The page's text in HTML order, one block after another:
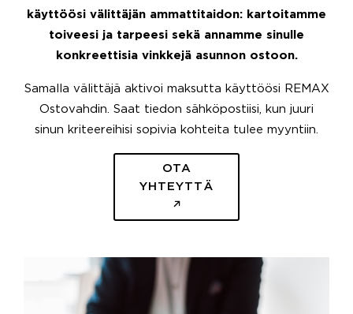
käyttöösi välittäjän ammattitaidon: kartoitamme
toiveesi ja tarpeesi sekä annamme sinulle
konkreettisia vinkkejä asunnon ostoon.
Samalla välittäjä aktivoi maksutta käyttöösi REMAX
Ostovahdin. Saat tiedon sähköpostiisi, kun juuri
sinun kriteereihisi sopivia kohteita tulee myyntiin.
OTA
YHTEYTTÄ